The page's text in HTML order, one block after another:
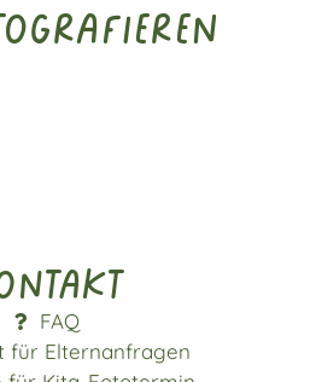
FAQ
für Elternanfragen